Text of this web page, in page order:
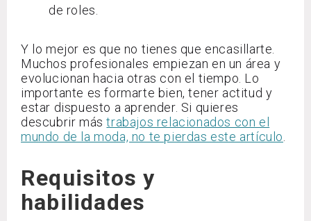
de roles.
Y lo mejor es que no tienes que encasillarte.
Muchos profesionales empiezan en un área y
evolucionan hacia otras con el tiempo. Lo
importante es formarte bien, tener actitud y
estar dispuesto a aprender. Si quieres
descubrir mástrabajos relacionados con el
mundo de la moda, no te pierdas este artículo.
Requisitos y
habilidades